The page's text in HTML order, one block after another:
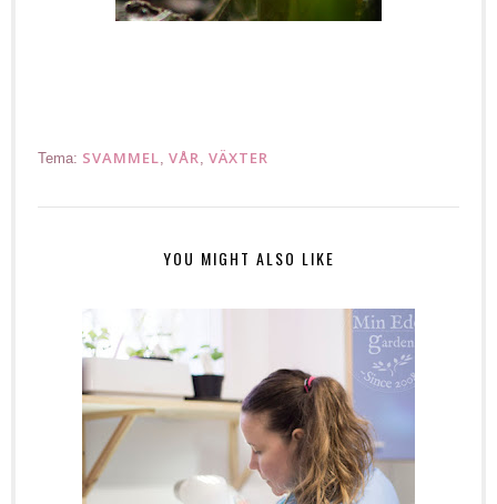
Tema: SVAMMEL VÅR VÄXTER
YOU MIGHT ALSO LIKE